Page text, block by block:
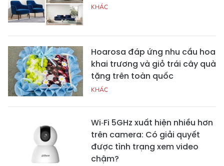
KHÁC
Hoarosa đáp ứng nhu cầu hoa
khai trương và giỏ trái cây quà
tặng trên toàn quốc
KHÁC
Wi‑Fi 5GHz xuất hiện nhiều hơn
trên camera: Có giải quyết
được tình trạng xem video
chậm?